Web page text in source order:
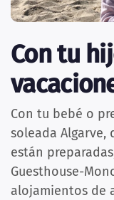
Con tu
Con tu bebé o
soleada
están
Guesthouse-
alojamientos de